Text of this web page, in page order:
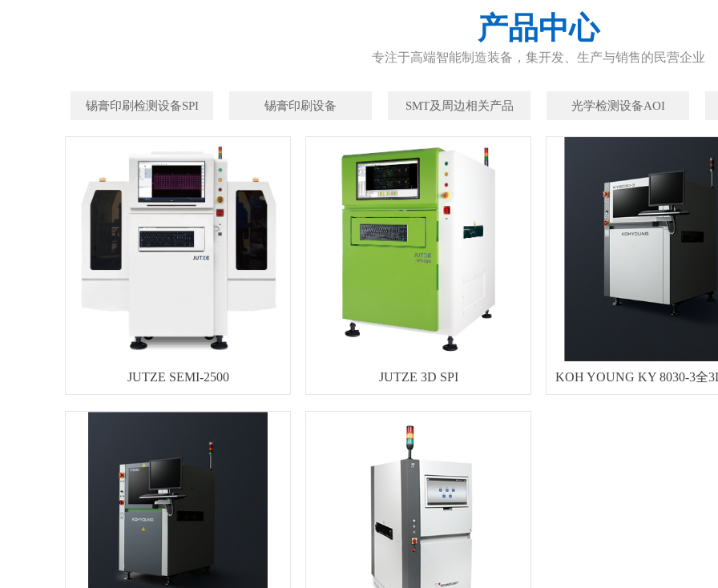
产品中心
专注于高端智能制造装备，集开发、生产与销售的民营企业
锡膏印刷检测设备SPI 锡膏印刷设备 SMT及周边相关产品 光学检测设备AOI
JUTZE SEMI-2500 JUTZE 3D SPI KOH YOUNG KY 8030-3全